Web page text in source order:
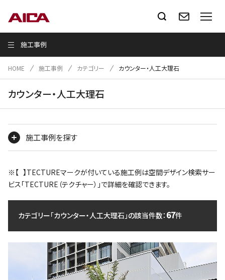
施工事例
HOME 施工事例 カテゴリー カウンター・人工大理石
カウンター・人工大理石
施工事例を探す
※【 】TECTUREマークが付いている施工例は空間デザイン検索サー
ビス「TECTURE（テクチャー）」で詳細を確認できます。
カテゴリー「カウンター・人工大理石」の該当件数： 67件